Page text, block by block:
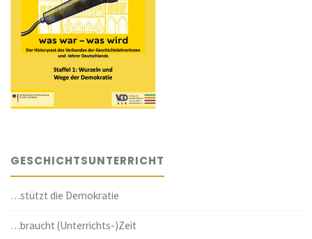
GESCHICHTSUNTERRICHT
…stützt die Demokratie
…braucht (Unterrichts-)Zeit